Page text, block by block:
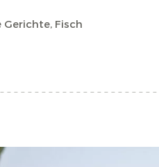
Gerichte, Fisch